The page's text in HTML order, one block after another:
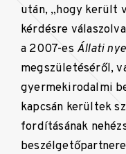
után, „hogy került
kérdésre
a 2007-es Állati
megszületéséről,
gyermekirodalmi
kapcsán kerültek
fordításának